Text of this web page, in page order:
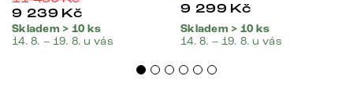
9 239 Kč
Skladem > 10 ks
14. 8. – 19. 8. u vás
9 299 Kč
Skladem > 10 ks
14. 8. – 19. 8. u vás